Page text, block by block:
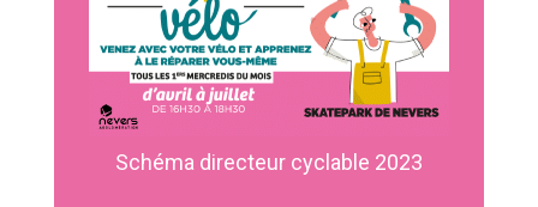
Schéma directeur cyclable 2023